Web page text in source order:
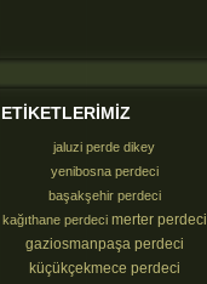
ETIKETLERIMIZ
jaluzi perde dikey
yenibosna perdeci
başakşehir perdeci
kağıthane perdeci merter perdeci
gaziosmanpaşa perdeci
küçükçekmece perdeci